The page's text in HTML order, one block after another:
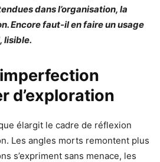
dans l’organisation, la
Encore faut-il en faire un usage
lisible.
d’exploration
élargit le cadre de réflexion
Les angles morts remontent plus
s’expriment sans menace, les